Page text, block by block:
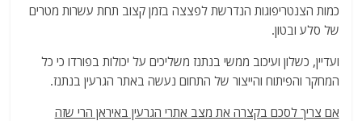
כמות הצנטריפוגות הנדרשת לפצצה בזמן קצוב תחת עשרות מטרים
של סלע ובטון.
ועדיין, כשלון ועיכוב ממשי בנתנז משליכים על יכולות בפורדו כי כל
המחקר והפיתוח והייצור של התחום נעשה באתר הגרעין בנתנז.
אם צריך לסכם בקצרה את מצב אתרי הגרעין באיראן הרי שזה